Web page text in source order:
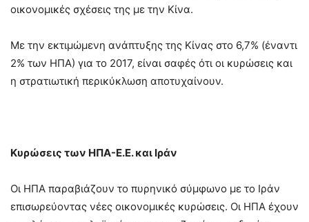
οικονομικές σχέσεις της με την Κίνα.
Με την εκτιμώμενη ανάπτυξης της Κίνας στο 6,7% (έναντι
2% των ΗΠΑ) για το 2017, είναι σαφές ότι οι κυρώσεις και
η στρατιωτική περικύκλωση αποτυχαίνουν.
Κυρώσεις των ΗΠΑ-Ε.Ε. και Ιράν
Οι ΗΠΑ παραβιάζουν το πυρηνικό σύμφωνο με το Ιράν
επισωρεύοντας νέες οικονομικές κυρώσεις. Οι ΗΠΑ έχουν